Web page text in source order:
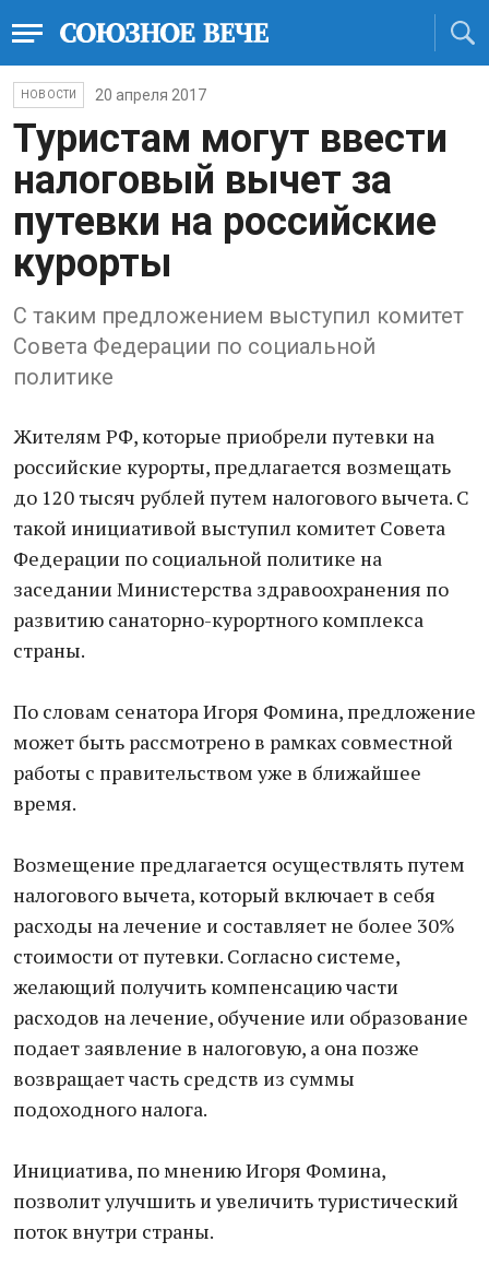
НОВОСТИ 20 апреля 2017
Туристам могут ввести
налоговый вычет за
путевки на российские
курорты
С таким предложением выступил комитет
Совета Федерации по социальной
политике
Жителям РФ, которые приобрели путевки на
российские курорты, предлагается возмещать
до 120 тысяч рублей путем налогового вычета. С
такой инициативой выступил комитет Совета
Федерации по социальной политике на
заседании Министерства здравоохранения по
развитию санаторно-курортного комплекса
страны.
По словам сенатора Игоря Фомина, предложение
может быть рассмотрено в рамках совместной
работы с правительством уже в ближайшее
время.
Возмещение предлагается осуществлять путем
налогового вычета, который включает в себя
расходы на лечение и составляет не более 30%
стоимости от путевки. Согласно системе,
желающий получить компенсацию части
расходов на лечение, обучение или образование
подает заявление в налоговую, а она позже
возвращает часть средств из суммы
подоходного налога.
Инициатива, по мнению Игоря Фомина,
позволит улучшить и увеличить туристический
поток внутри страны.